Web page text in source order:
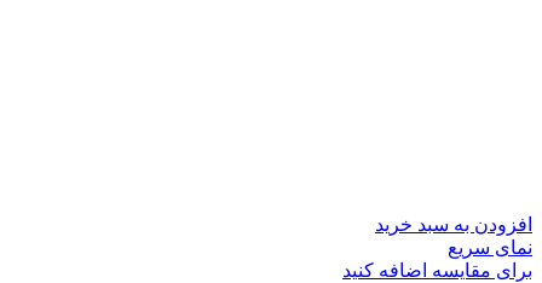
افزودن به سبد خرید
نمای سریع
برای مقایسه اضافه کنید